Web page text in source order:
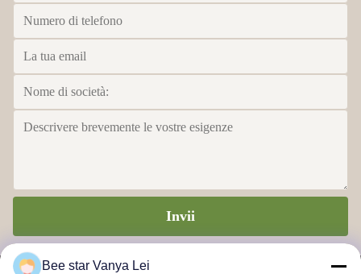
Invii
Bee star Vanya Lei